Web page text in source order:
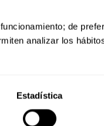
de
analizar los
Estadística
de jugar con diferentes